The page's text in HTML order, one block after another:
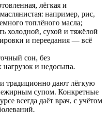
лёгкая и
например, рис,
топлёного масла;
холодной, сухой и тяжёлой
и переедания — всё
сон, без
и недосыпа.
традиционно дают лёгкую
супом. Конкретные
всегда даёт врач, с учётом